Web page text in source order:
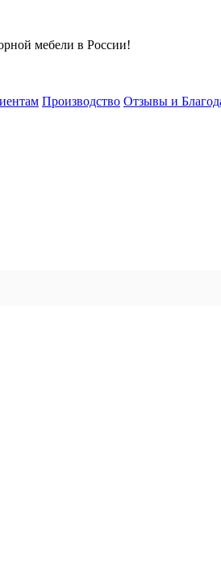
мебели в России!
Производство Отзывы и